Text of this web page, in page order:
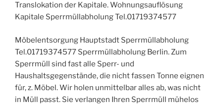
Translokation der Kapitale. Wohnungsauflösung
Kapitale Sperrmüllabholung Tel.01719374577
Möbelentsorgung Hauptstadt Sperrmüllabholung
Tel.01719374577 Sperrmüllabholung Berlin. Zum
Sperrmüll sind fast alle Sperr- und
Haushaltsgegenstände, die nicht fassen Tonne eignen
für, z. Möbel. Wir holen unmittelbar alles ab, was nicht
in Müll passt. Sie verlangen Ihren Sperrmüll mühelos